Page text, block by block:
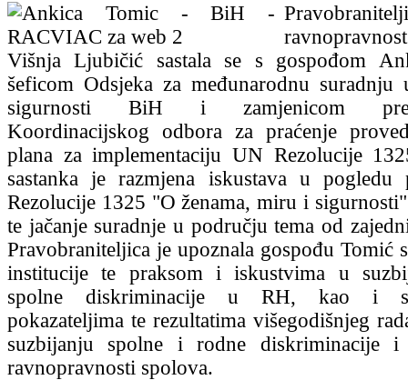
Višnja Ljubičić sastala se s gospođom
šeficom Odsjeka za međunarodnu suradnju
sigurnosti BiH i zamjenicom
Koordinacijskog odbora za praćenje
plana za implementaciju UN Rezolucije
sastanka je razmjena iskustava u pogledu
Rezolucije 1325 "O ženama, miru i
te jačanje suradnje u području tema od
Pravobraniteljica je upoznala gospođu Tomić
institucije te praksom i iskustvima u
spolne diskriminacije u RH, kao i s
pokazateljima te rezultatima višegodišnjeg
suzbijanju spolne i rodne diskriminacije
ravnopravnosti spolova.